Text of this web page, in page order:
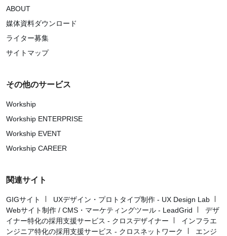
ABOUT
媒体資料ダウンロード
ライター募集
サイトマップ
その他のサービス
Workship
Workship ENTERPRISE
Workship EVENT
Workship CAREER
関連サイト
GIGサイト
UXデザイン・プロトタイプ制作 - UX Design Lab
Webサイト制作 / CMS・マーケティングツール - LeadGrid
デザ
イナー特化の採用支援サービス - クロスデザイナー
インフラエ
ンジニア特化の採用支援サービス - クロスネットワーク
エンジ